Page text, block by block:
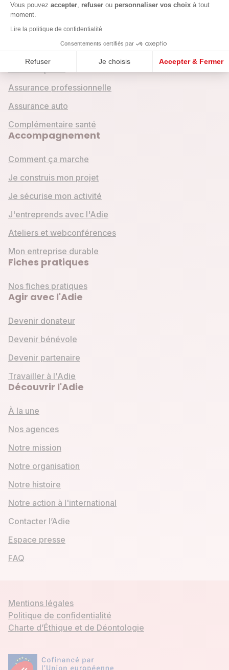
Vous pouvez accepter, refuser ou personnaliser vos choix à tout
moment.
Lire la politique de confidentialité
Consentements certifiés par
Refuser Je choisis Accepter & Fermer
Crédit entreprise
Crédit mobilité
Assurance professionnelle
Assurance auto
Complémentaire santé
Accompagnement
Comment ça marche
Je construis mon projet
Je sécurise mon activité
J'entreprends avec l'Adie
Ateliers et webconférences
Mon entreprise durable
Fiches pratiques
Nos fiches pratiques
Agir avec l'Adie
Devenir donateur
Devenir bénévole
Devenir partenaire
Travailler à l'Adie
Découvrir l'Adie
À la une
Nos agences
Notre mission
Notre organisation
Notre histoire
Notre action à l'international
Contacter l’Adie
Espace presse
FAQ
Mentions légales
Politique de confidentialité
Charte d’Éthique et de Déontologie